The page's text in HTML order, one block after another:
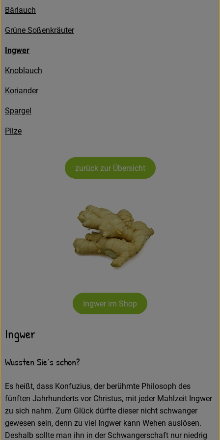
Frisches
Angebote
Haltbares
Gratis Ökokiste im Wert von 25 Euro
Veranstaltungen
Bärlauch
Grüne Soßenkräuter
Ingwer
Knoblauch
Koriander
Spargel
Pilze
zurück zur Übersicht
Ingwer im Shop
Ingwer
Wussten Sie´s schon?
Es heißt, dass Konfuzius, der berühmte Philosoph des
fünften Jahrhunderts vor Christus, mit jeder Mahlzeit Ingwer
zu sich nahm. Zum Glück dürfte dieser nicht schwanger
gewesen sein, denn zu viel Ingwer kann Wehen auslösen.
Deshalb sollte man ihn in der Schwangerschaft nur niedrig